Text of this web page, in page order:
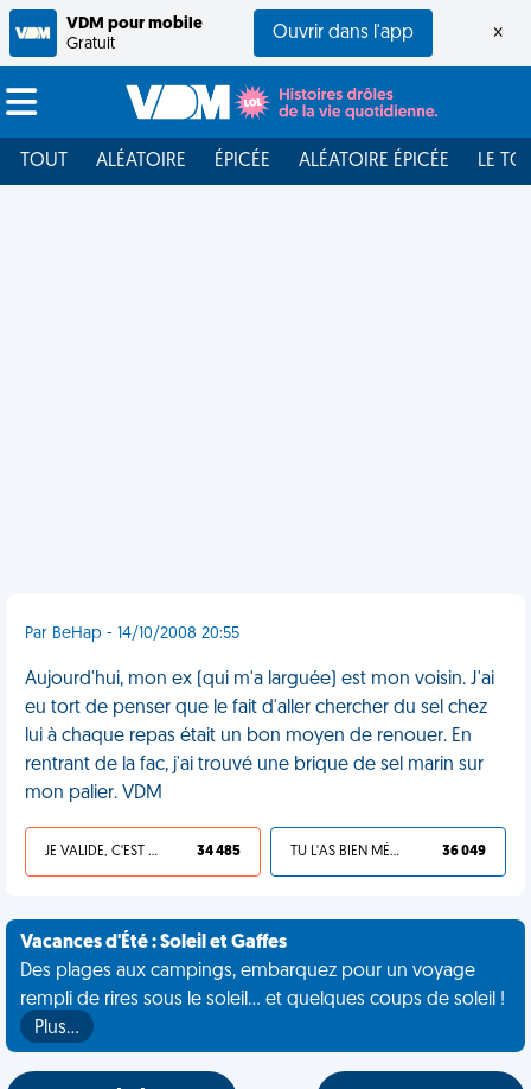
VDM pour mobile
Gratuit
Ouvrir dans l'app ×
TOUT ALÉATOIRE ÉPICÉE ALÉATOIRE ÉPICÉE LE
Par BeHap - 14/10/2008 20:55
Aujourd'hui, mon ex (qui m'a larguée) est mon voisin. J'ai
eu tort de penser que le fait d'aller chercher du sel chez
lui à chaque repas était un bon moyen de renouer. En
rentrant de la fac, j'ai trouvé une brique de sel marin sur
mon palier. VDM
JE VALIDE, C'EST UNE VDM 34 485 TU L'AS BIEN MÉRITÉ 36 049
Vacances d'Été : Soleil et Gaffes
Des plages aux campings, embarquez pour un voyage
rempli de rires sous le soleil... et quelques coups de soleil !
Plus…